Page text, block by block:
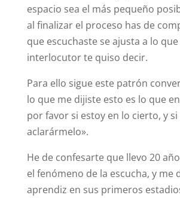
espacio sea el más pequeño
al finalizar el proceso has de
que escuchaste se ajusta a lo
interlocutor te quiso decir.
Para ello sigue este patrón
lo que me dijiste esto es lo que
por favor si estoy en lo cierto, y si
aclarármelo».
He de confesarte que llevo 20
el fenómeno de la escucha, y me
aprendiz en sus primeros